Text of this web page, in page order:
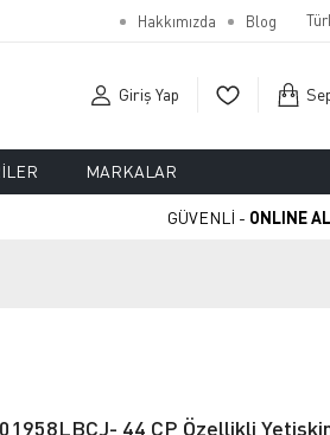
Hakkımızda Blog
Giriş Yap
MARKALAR
GÜVENLİ - ONLINE
44 CP Özellikli